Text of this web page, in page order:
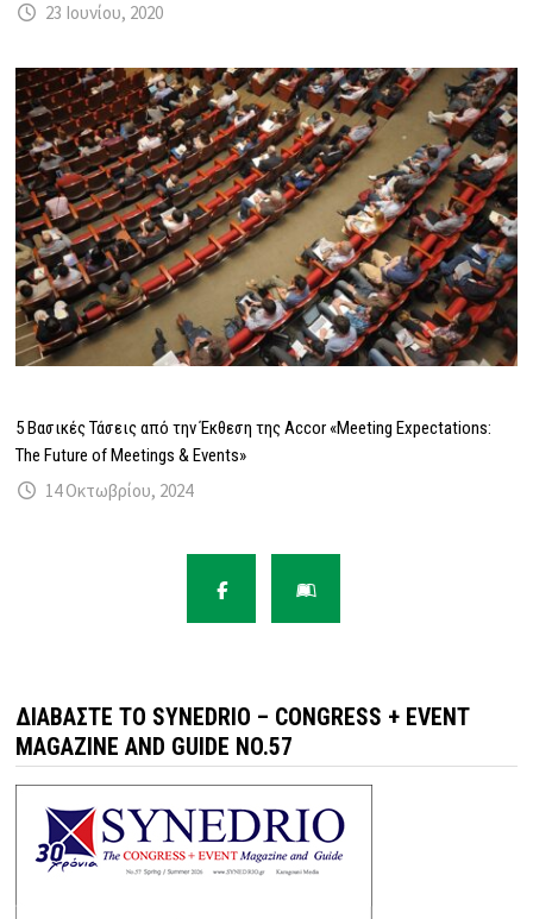
23 Ιουνίου, 2020
5 Βασικές Τάσεις από την Έκθεση της Accor «Meeting Expectations:
The Future of Meetings & Events»
14 Οκτωβρίου, 2024
ΔΙΑΒΆΣΤΕ ΤΟ SYNEDRIO – CONGRESS + EVENT
MAGAZINE AND GUIDE NO.57